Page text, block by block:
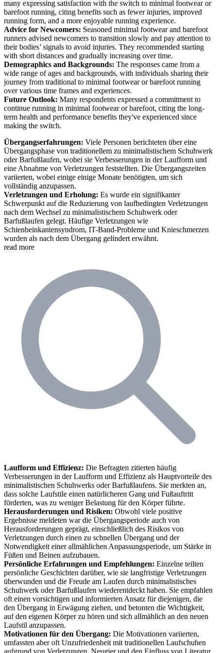
many expressing satisfaction with the switch to minimal footwear or
barefoot running, citing benefits such as fewer injuries, improved
running form, and a more enjoyable running experience.
Advice for Newcomers: Seasoned minimal footwear and barefoot
runners advised newcomers to transition slowly and pay attention to
their bodies’ signals to avoid injuries. They recommended starting
with short distances and gradually increasing over time.
Demographics and Backgrounds: The responses came from a
wide range of ages and backgrounds, with individuals sharing their
journey from traditional to minimal footwear or barefoot running
over various time frames and experiences.
Future Outlook: Many respondents expressed a commitment to
continue running in minimal footwear or barefoot, citing the long-
term health and performance benefits they've experienced since
making the switch.
Übergangserfahrungen: Viele Personen berichteten über eine
Übergangsphase von traditionellem zu minimalistischem Schuhwerk
oder Barfußlaufen, wobei sie Verbesserungen in der Laufform und
eine Abnahme von Verletzungen feststellten. Die Übergangszeiten
variierten, wobei einige einige Monate benötigten, um sich
vollständig anzupassen.
Verletzungen und Erholung: Es wurde ein signifikanter
Schwerpunkt auf die Reduzierung von laufbedingten Verletzungen
nach dem Wechsel zu minimalistischem Schuhwerk oder
Barfußlaufen gelegt. Häufige Verletzungen wie
Schienbeinkantensyndrom, IT-Band-Probleme und Knieschmerzen
wurden als nach dem Übergang gelindert erwähnt.
read more
Laufform und Effizienz: Die Befragten zitierten häufig
Verbesserungen in der Laufform und Effizienz als Hauptvorteile des
minimalistischen Schuhwerks oder Barfußlaufens. Sie merkten an,
dass solche Laufstile einen natürlicheren Gang und Fußauftritt
förderten, was zu weniger Belastung für den Körper führte.
Herausforderungen und Risiken: Obwohl viele positive
Ergebnisse meldeten war die Übergangsperiode auch von
Herausforderungen geprägt, einschließlich des Risikos von
Verletzungen durch einen zu schnellen Übergang und der
Notwendigkeit einer allmählichen Anpassungsperiode, um Stärke in
Füßen und Beinen aufzubauen.
Persönliche Erfahrungen und Empfehlungen: Einzelne teilten
persönliche Geschichten darüber, wie sie langfristige Verletzungen
überwunden und die Freude am Laufen durch minimalistisches
Schuhwerk oder Barfußlaufen wiederentdeckt haben. Sie empfahlen
oft einen vorsichtigen und informierten Ansatz für diejenigen, die
den Übergang in Erwägung ziehen, und betonten die Wichtigkeit,
auf den eigenen Körper zu hören und sich allmählich an den neuen
Laufstil anzupassen.
Motivationen für den Übergang: Die Motivationen variierten,
umfassten aber oft Unzufriedenheit mit traditionellen Laufschuhen
aufgrund von Verletzungen, Neugier und den Einfluss von Literatur